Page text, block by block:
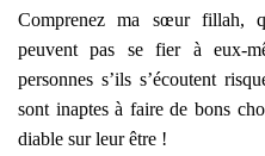
Comprenez ma sœur fillah,
peuvent pas se fier à eux-
personnes s’ils s’écoutent
sont inaptes à faire de bons
diable sur leur être !